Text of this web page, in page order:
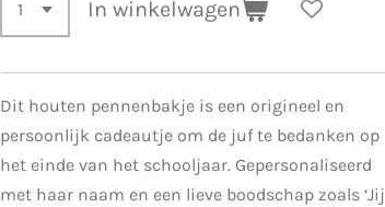
In winkelwagen
Dit houten pennenbakje is een origineel en
persoonlijk cadeautje om de juf te bedanken op
het einde van het schooljaar. Gepersonaliseerd
met haar naam en een lieve boodschap zoals ‘Jij